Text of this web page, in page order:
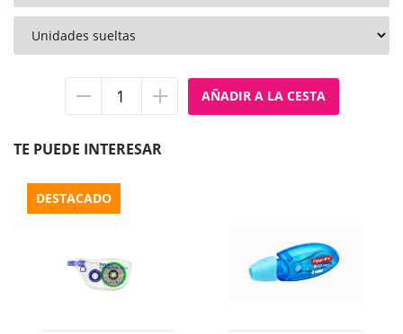
TE PUEDE INTERESAR
DESTACADO